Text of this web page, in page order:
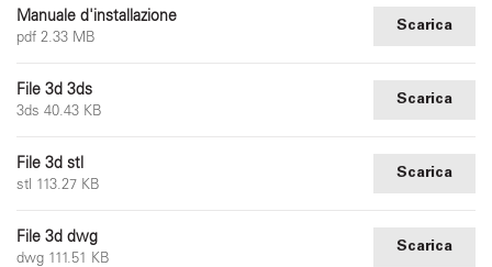
Manuale d'installazione
pdf 2.33 MB
Scarica
File 3d 3ds
3ds 40.43 KB
Scarica
File 3d stl
stl 113.27 KB
Scarica
File 3d dwg
dwg 111.51 KB
Scarica